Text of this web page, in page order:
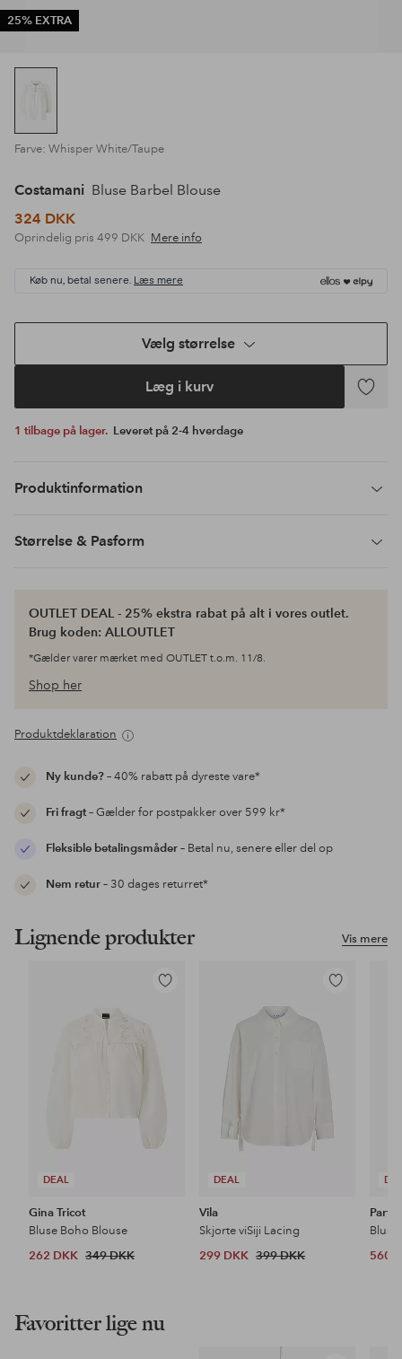
25% EXTRA
Farve: Whisper White/Taupe
Costamani Bluse Barbel Blouse
324 DKK
Oprindelig pris 499 DKK Mere info
Køb nu, betal senere. Læs mere
Vælg størrelse
Læg i kurv
Tilføj
1 tilbage på lager. Leveret på 2-4 hverdage
Produktinformation
Størrelse & Pasform
OUTLET DEAL - 25% ekstra rabat på alt i vores outlet.
Brug koden: ALLOUTLET
*Gælder varer mærket med OUTLET t.o.m. 11/8.
Shop her
Produktdeklaration
Ny kunde?– 40% rabatt på dyreste vare*
Fri fragt– Gælder for postpakker over 599 kr*
Fleksible betalingsmåder– Betal nu, senere eller del op
Nem retur– 30 dages returret*
Vis mere
Lignende produkter
DEAL
Tilføj
Gina Tricot
Bluse Boho Blouse
262 DKK 349 DKK
DEAL
Tilføj
Vila
Skjorte viSiji Lacing
299 DKK 399 DKK
Part
560
Favoritter lige nu